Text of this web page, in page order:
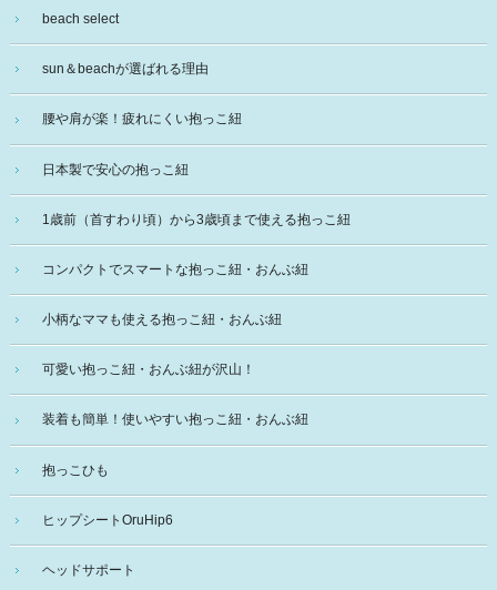
beach select
sun＆beachが選ばれる理由
腰や肩が楽！疲れにくい抱っこ紐
日本製で安心の抱っこ紐
1歳前（首すわり頃）から3歳頃まで使える抱っこ紐
コンパクトでスマートな抱っこ紐・おんぶ紐
小柄なママも使える抱っこ紐・おんぶ紐
可愛い抱っこ紐・おんぶ紐が沢山！
装着も簡単！使いやすい抱っこ紐・おんぶ紐
抱っこひも
ヒップシートOruHip6
ヘッドサポート